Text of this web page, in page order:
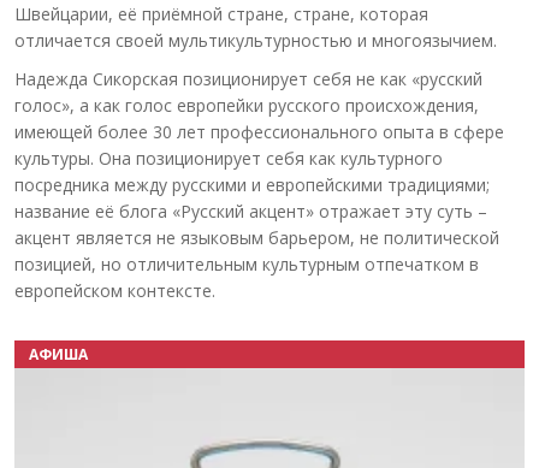
Швейцарии, её приёмной стране, стране, которая
отличается своей мультикультурностью и многоязычием.
Надежда Сикорская позиционирует себя не как «русский
голос», а как голос европейки русского происхождения,
имеющей более 30 лет профессионального опыта в сфере
культуры. Она позиционирует себя как культурного
посредника между русскими и европейскими традициями;
название её блога «Русский акцент» отражает эту суть –
акцент является не языковым барьером, не политической
позицией, но отличительным культурным отпечатком в
европейском контексте.
АФИША